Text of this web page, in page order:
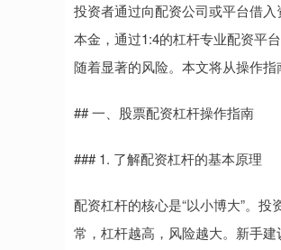
投资者通过向配资公司或平台借
本金，通过1:4的杠杆专业配资平
随着显著的风险。本文将从操作指
## 一、股票配资杠杆操作指南
### 1. 了解配资杠杆的基本原理
配资杠杆的核心是“以小博大”。
常，杠杆越高，风险越大。新手建